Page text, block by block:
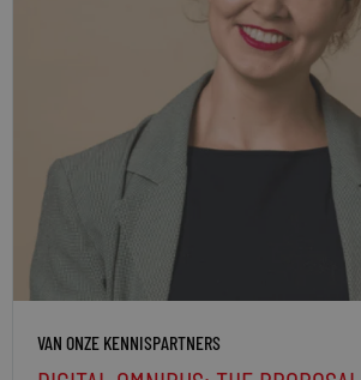
VAN ONZE KENNISPARTNERS